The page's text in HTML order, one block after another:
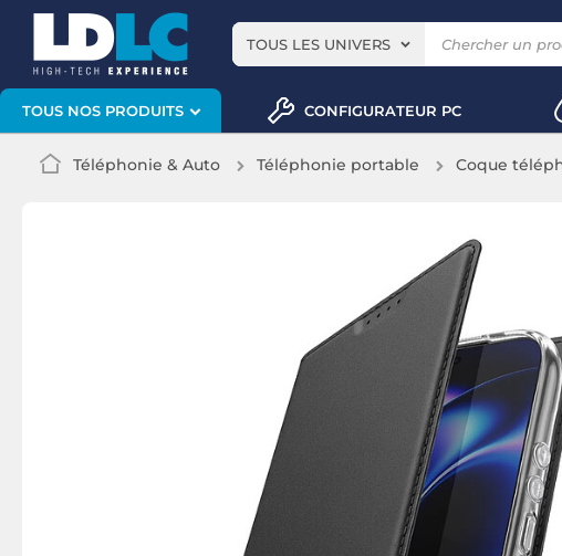
TOUS LES UNIVERS
TOUS NOS PRODUITS CONFIGURATEUR PC
Téléphonie & Auto Téléphonie portable Coque